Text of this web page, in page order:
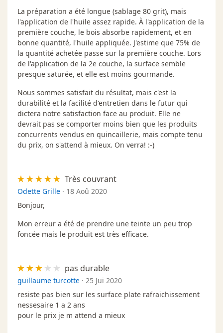
La préparation a été longue (sablage 80 grit), mais
l'application de l'huile assez rapide. À l'application de la
première couche, le bois absorbe rapidement, et en
bonne quantité, l'huile appliquée. J'estime que 75% de
la quantité achetée passe sur la première couche. Lors
de l'application de la 2e couche, la surface semble
presque saturée, et elle est moins gourmande.
Nous sommes satisfait du résultat, mais c'est la
durabilité et la facilité d'entretien dans le futur qui
dictera notre satisfaction face au produit. Elle ne
devrait pas se comporter moins bien que les produits
concurrents vendus en quincaillerie, mais compte tenu
du prix, on s'attend à mieux. On verra! :-)
Très couvrant
Odette Grille · 18 Aoû 2020
Bonjour,
Mon erreur a été de prendre une teinte un peu trop
foncée mais le produit est très efficace.
pas durable
guillaume turcotte · 25 Jui 2020
resiste pas bien sur les surface plate rafraichissement
nessesaire 1 a 2 ans
pour le prix je m attend a mieux